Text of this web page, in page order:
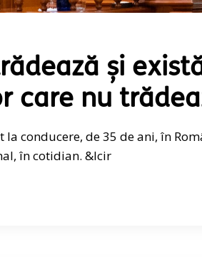
și
care nu
la conducere, de 35 de ani, în
în cotidian. &Icir